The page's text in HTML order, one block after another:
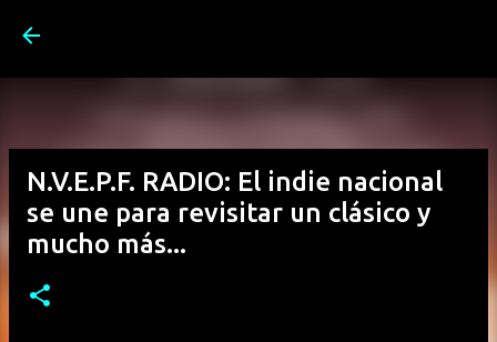
N.V.E.P.F. RADIO: El indie nacional
se une para revisitar un clásico y
mucho más...